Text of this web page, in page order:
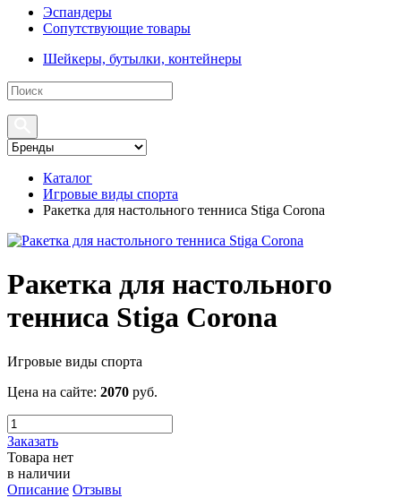
Эспандеры
Сопутствующие товары
Шейкеры, бутылки, контейнеры
Каталог
Игровые виды спорта
Ракетка для настольного тенниса Stiga Corona
Ракетка для настольного
тенниса Stiga Corona
Игровые виды спорта
Цена на сайте: 2070 руб.
Заказать
Товара нет
в наличии
Описание Отзывы